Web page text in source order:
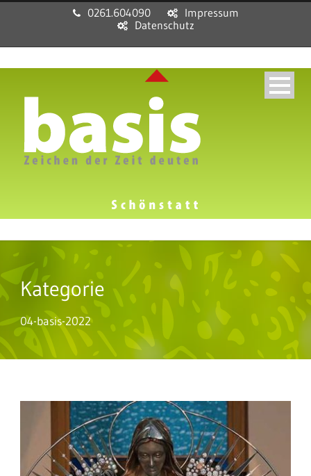
0261.604090
Impressum
Datenschutz
Kategorie
04-basis-2022